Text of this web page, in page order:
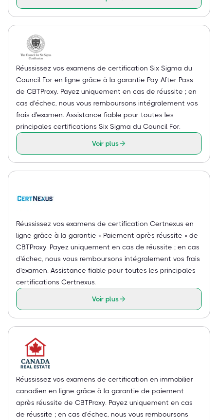
Réussissez vos examens de certification Six Sigma du
Council For en ligne grâce à la garantie Pay After Pass
de CBTProxy. Payez uniquement en cas de réussite ; en
cas d'échec, nous vous remboursons intégralement vos
frais d'examen. Assistance fiable pour toutes les
principales certifications Six Sigma du Council For.
Voir plus
Réussissez vos examens de certification Certnexus en
ligne grâce à la garantie « Paiement après réussite » de
CBTProxy. Payez uniquement en cas de réussite ; en cas
d'échec, nous vous remboursons intégralement vos frais
d'examen. Assistance fiable pour toutes les principales
certifications Certnexus.
Voir plus
Réussissez vos examens de certification en immobilier
canadien en ligne grâce à la garantie de paiement
après réussite de CBTProxy. Payez uniquement en cas
de réussite ; en cas d'échec, nous vous remboursons